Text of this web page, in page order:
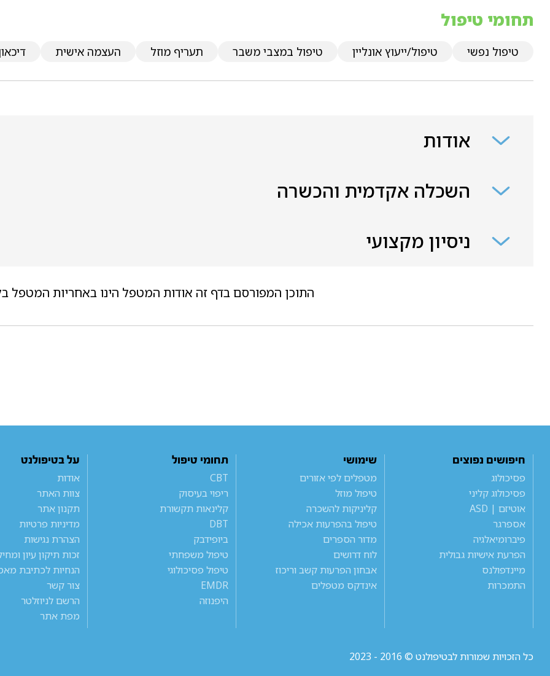
תחומי טיפול
טיפול נפשי טיפול/ייעוץ אונליין טיפול במצבי משבר תעריף מוזל העצמה אישית
אודות
השכלה אקדמית והכשרה
ניסיון מקצועי
התוכן המפורסם בדף זה אודות המטפל הינו באחריות המטפל
חיפושים נפוצים
פסיכולוג
פסיכולוג קליני
אוטיזם | ASD
אספרגר
פיברומיאלגיה
הפרעת אישיות גבולית
מיינדפולנס
התמכרות
שימושי
מטפלים לפי אזורים
טיפול מוזל
קליניקות להשכרה
טיפול בהפרעות אכילה
מדור הספרים
לוח דרושים
אבחון הפרעות קשב וריכוז
אינדקס מטפלים
תחומי טיפול
CBT
ריפוי בעיסוק
קלינאות תקשורת
DBT
ביופידבק
טיפול משפחתי
טיפול פסיכולוגי
EMDR
היפנוזה
על בטיפולנט
אודות
צוות האתר
תקנון אתר
מדיניות פרטיות
הצהרת נגישות
זכות תיקון עיון
הנחיות לכתיבת
צור קשר
הרשם לניוזלטר
מפת אתר
כל הזכויות שמורות לבטיפולנט © 2016 - 2023